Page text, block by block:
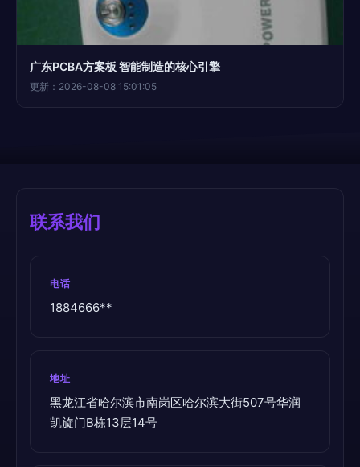
广东PCBA方案板 智能制造的核心引擎
更新：2026-08-08 15:01:05
联系我们
电话
1884666**
地址
黑龙江省哈尔滨市南岗区哈尔滨大街507号华润
凯旋门B栋13层14号